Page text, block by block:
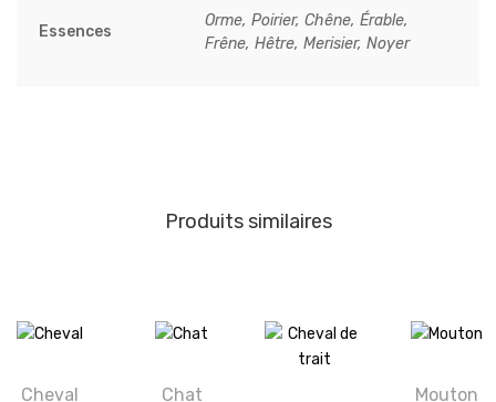
Essences
Orme, Poirier, Chêne, Érable,
Frêne, Hêtre, Merisier, Noyer
Produits similaires
Cheval Chat Mouton